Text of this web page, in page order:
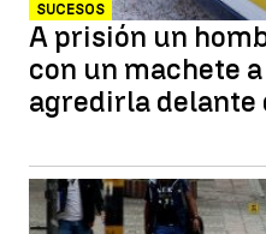
SUCESOS
A prisión un
con un machete
agredirla delante